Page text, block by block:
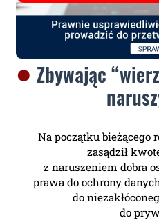
Zbywając
Na początku bieżącego
zasądził
z naruszeniem dobra
prawa do ochrony
do
do